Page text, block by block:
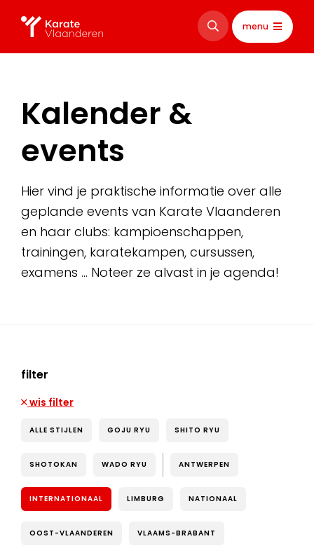
menu
Kalender &
events
Hier vind je praktische informatie over alle
geplande events van Karate Vlaanderen
en haar clubs: kampioenschappen,
trainingen, karatekampen, cursussen,
examens … Noteer ze alvast in je agenda!
filter
wis filter
ALLE STIJLEN GOJU RYU SHITO RYU
SHOTOKAN WADO RYU ANTWERPEN
INTERNATIONAAL LIMBURG NATIONAAL
OOST-VLAANDEREN VLAAMS-BRABANT